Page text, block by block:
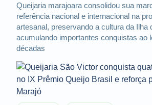
Queijaria marajoara consolidou sua
referência nacional e internacional na
artesanal, preservando a cultura da Ilha
acumulando importantes conquistas ao
décadas